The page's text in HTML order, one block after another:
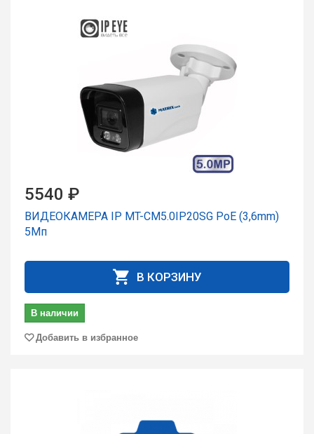
5540 ₽
ВИДЕОКАМЕРА IP MT-CM5.0IP20SG PoE (3,6mm)
5Мп
В КОРЗИНУ
В наличии
Добавить в избранное